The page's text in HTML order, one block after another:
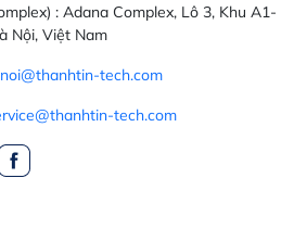
: Adana Complex, Lô 3, Khu A1-
Nội, Việt Nam
tech.com
tech.com